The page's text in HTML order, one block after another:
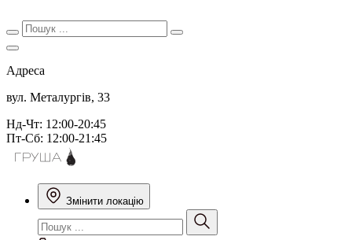
Адреса
вул. Металургів, 33
Нд-Чт: 12:00-20:45
Пт-Сб: 12:00-21:45
Змінити локацію